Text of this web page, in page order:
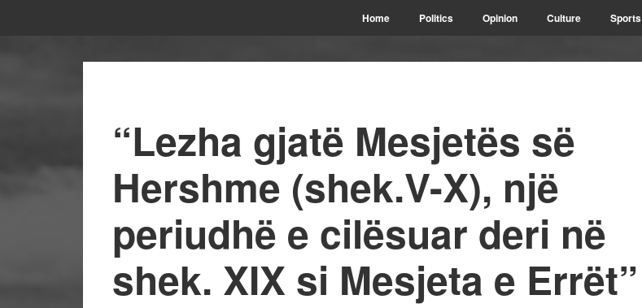
Home Politics Opinion Culture Sports
“Lezha gjatë Mesjetës së
Hershme (shek.V-X), një
periudhë e cilësuar deri në
shek. XIX si Mesjeta e Errët”